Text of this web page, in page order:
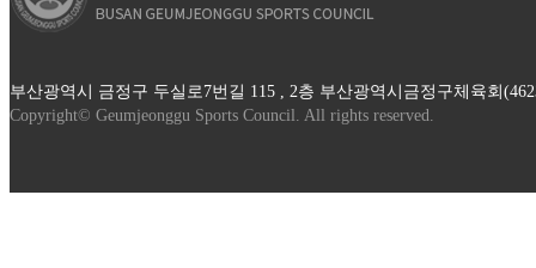
부산광역시 금정구 두실로7번길 115 , 2층 부산광역시금정구체육회
Copyright© Geumjeonggu Sports Council. All rights reserved.